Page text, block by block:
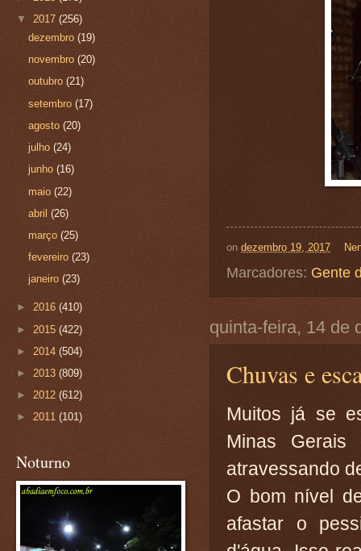
on dezembro 19, 2017
Marcadores: Gente
quinta-feira, 14 de
Chuvas e
Muitos já se
Minas
atravessando
O bom nível
afastar o
▼ 2017 (256)
dezembro(19)
novembro(20)
outubro(21)
setembro(17)
agosto(20)
julho(24)
junho(16)
maio(22)
abril(26)
março(25)
fevereiro(23)
janeiro(23)
► 2016 (410)
► 2015 (422)
► 2014 (504)
► 2013 (809)
► 2012 (612)
► 2011 (101)
Noturno